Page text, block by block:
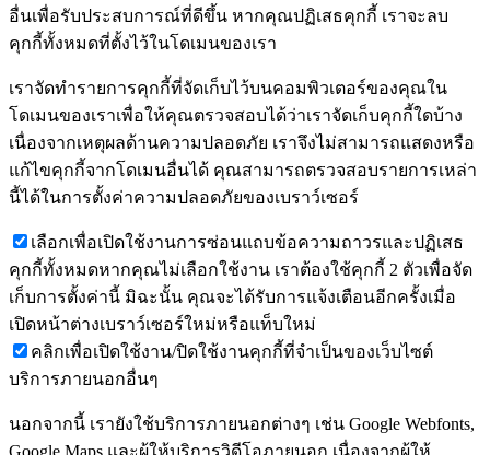
อื่นเพื่อรับประสบการณ์ที่ดีขึ้น หากคุณปฏิเสธคุกกี้ เราจะลบ
คุกกี้ทั้งหมดที่ตั้งไว้ในโดเมนของเรา
เราจัดทำรายการคุกกี้ที่จัดเก็บไว้บนคอมพิวเตอร์ของคุณใน
โดเมนของเราเพื่อให้คุณตรวจสอบได้ว่าเราจัดเก็บคุกกี้ใดบ้าง
เนื่องจากเหตุผลด้านความปลอดภัย เราจึงไม่สามารถแสดงหรือ
แก้ไขคุกกี้จากโดเมนอื่นได้ คุณสามารถตรวจสอบรายการเหล่า
นี้ได้ในการตั้งค่าความปลอดภัยของเบราว์เซอร์
เลือกเพื่อเปิดใช้งานการซ่อนแถบข้อความถาวรและปฏิเสธ
คุกกี้ทั้งหมดหากคุณไม่เลือกใช้งาน เราต้องใช้คุกกี้ 2 ตัวเพื่อจัด
เก็บการตั้งค่านี้ มิฉะนั้น คุณจะได้รับการแจ้งเตือนอีกครั้งเมื่อ
เปิดหน้าต่างเบราว์เซอร์ใหม่หรือแท็บใหม่
คลิกเพื่อเปิดใช้งาน/ปิดใช้งานคุกกี้ที่จำเป็นของเว็บไซต์
บริการภายนอกอื่นๆ
นอกจากนี้ เรายังใช้บริการภายนอกต่างๆ เช่น Google Webfonts,